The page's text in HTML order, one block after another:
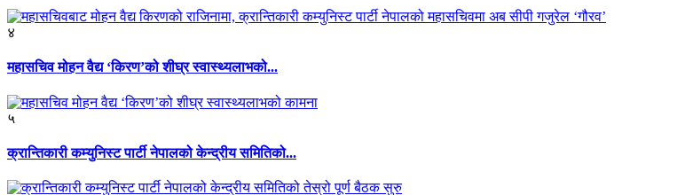
४
महासचिव मोहन वैद्य ‘किरण’को शीघ्र स्वास्थ्यलाभको...
५
क्रान्तिकारी कम्युनिस्ट पार्टी नेपालको केन्द्रीय समितिको...